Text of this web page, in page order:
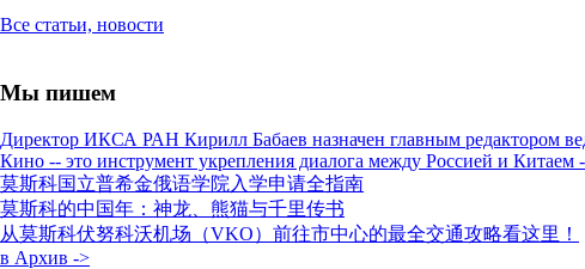
Все статьи, новости
Мы пишем
Директор ИКСА РАН Кирилл Бабаев назначен главным редактором
Кино -- это инструмент укрепления диалога между Россией и
莫斯科国立普希金俄语学院入学申请全指南
莫斯科的中国年：神龙、熊猫与千里传书
从莫斯科伏努科沃机场（VKO）前往市中心的最全交通攻略看这里！
в Архив ->